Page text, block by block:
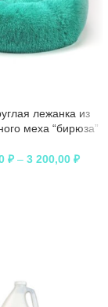
лежанка из
меха “бирюза”
₽ – 3 200,00 ₽